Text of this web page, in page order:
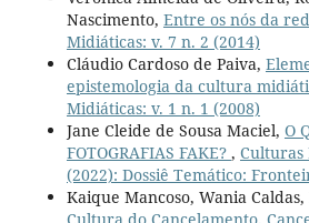
Nascimento, Entre os nós da
Midiáticas: v. 7 n. 2 (2014)
Cláudio Cardoso de Paiva,
epistemologia da cultura
Midiáticas: v. 1 n. 1 (2008)
Jane Cleide de Sousa Maciel, O
FOTOGRAFIAS FAKE? , Culturas
(2022): Dossiê Temático:
Kaique Mancoso, Wania